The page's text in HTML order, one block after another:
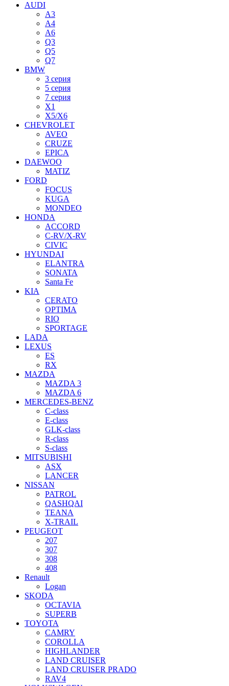
AUDI
A3
A4
A6
Q3
Q5
Q7
BMW
3 серия
5 серия
7 серия
X1
X5/X6
CHEVROLET
AVEO
CRUZE
EPICA
DAEWOO
MATIZ
FORD
FOCUS
KUGA
MONDEO
HONDA
ACCORD
C-RV/X-RV
CIVIC
HYUNDAI
ELANTRA
SONATA
Santa Fe
KIA
CERATO
OPTIMA
RIO
SPORTAGE
LADA
LEXUS
ES
RX
MAZDA
MAZDA 3
MAZDA 6
MERCEDES-BENZ
C-class
E-class
GLK-class
R-class
S-class
MITSUBISHI
ASX
LANCER
NISSAN
PATROL
QASHQAI
TEANA
X-TRAIL
PEUGEOT
207
307
308
408
Renault
Logan
SKODA
OCTAVIA
SUPERB
TOYOTA
CAMRY
COROLLA
HIGHLANDER
LAND CRUISER
LAND CRUISER PRADO
RAV4